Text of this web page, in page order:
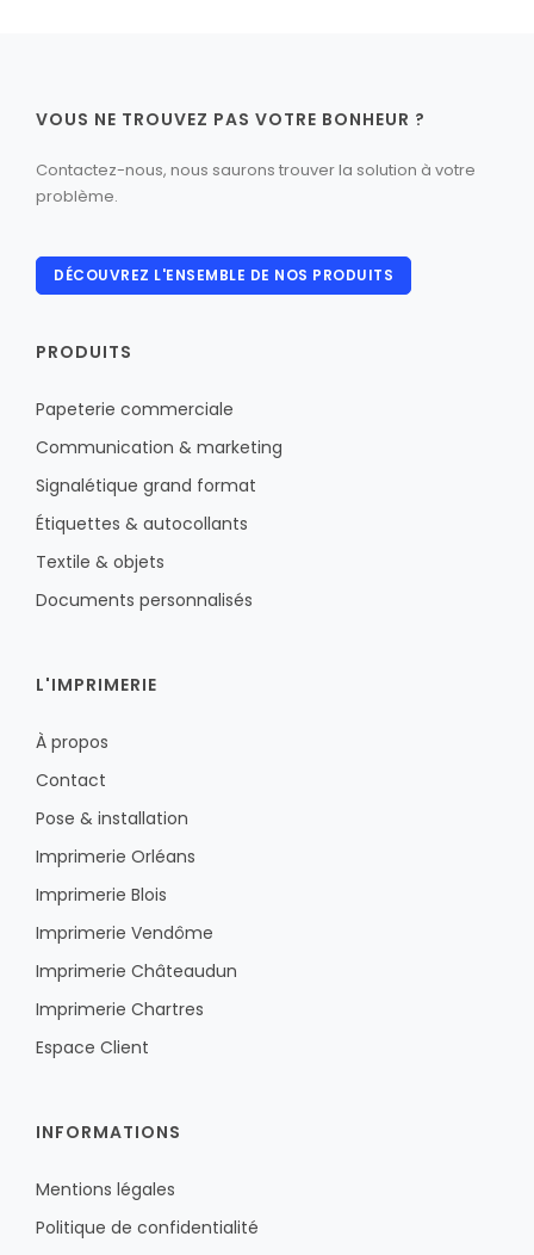
VOUS NE TROUVEZ PAS VOTRE BONHEUR ?
Contactez-nous, nous saurons trouver la solution à votre
problème.
DÉCOUVREZ L'ENSEMBLE DE NOS PRODUITS
PRODUITS
Papeterie commerciale
Communication & marketing
Signalétique grand format
Étiquettes & autocollants
Textile & objets
Documents personnalisés
L'IMPRIMERIE
À propos
Contact
Pose & installation
Imprimerie Orléans
Imprimerie Blois
Imprimerie Vendôme
Imprimerie Châteaudun
Imprimerie Chartres
Espace Client
INFORMATIONS
Mentions légales
Politique de confidentialité